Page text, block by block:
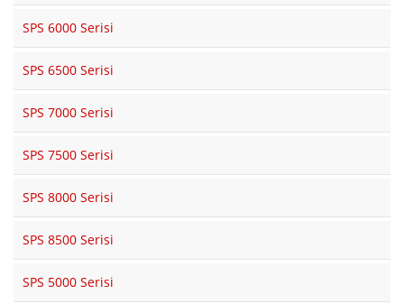
SPS 6000 Serisi
SPS 6500 Serisi
SPS 7000 Serisi
SPS 7500 Serisi
SPS 8000 Serisi
SPS 8500 Serisi
SPS 5000 Serisi